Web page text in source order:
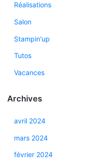
Réalisations
Salon
Stampin'up
Tutos
Vacances
Archives
avril 2024
mars 2024
février 2024